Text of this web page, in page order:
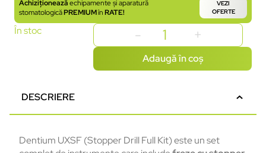
Achiziționeazăechipamente și aparatură
stomatologicăPREMIUMînRATE!
VEZI
OFERTE
În stoc
Adaugă în coș
DESCRIERE
Dentium UXSF (Stopper Drill Full Kit) este un set